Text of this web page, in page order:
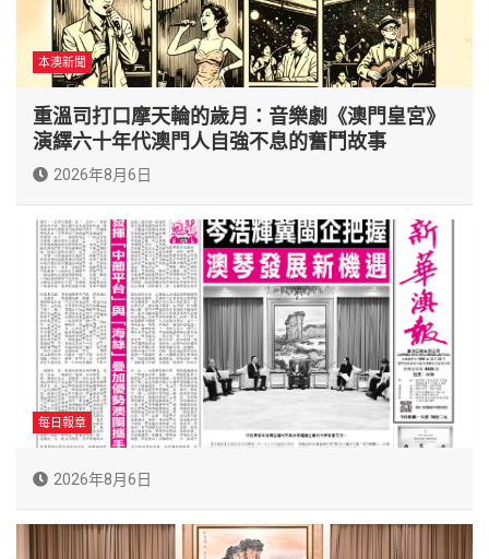
本澳新聞
重溫司打口摩天輪的歲月：音樂劇《澳門皇宮》
演繹六十年代澳門人自強不息的奮鬥故事
2026年8月6日
每日報章
2026年8月6日